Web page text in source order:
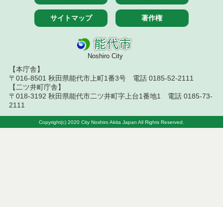
サイトマップ 著作権
Noshiro City
【本庁舎】
〒016-8501 秋田県能代市上町1番3号 電話 0185-52-2111
【二ツ井町庁舎】
〒018-3192 秋田県能代市二ツ井町字上台1番地1 電話 0185-73-
2111
Copyright(c) 2020 City Noshiro Akita Japan All Rights Reserved.